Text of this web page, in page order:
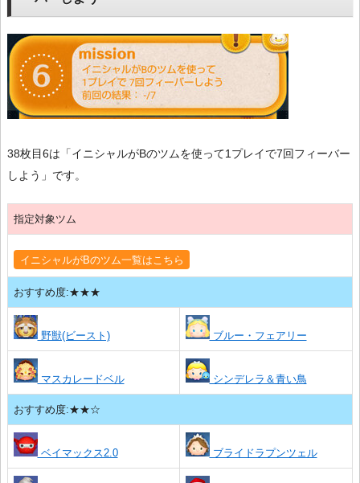
38枚目6は「イニシャルがBのツムを使って1プレイで7回フィーバー
しよう」です。
指定対象ツム
イニシャルがBのツム一覧はこちら
おすすめ度:★★★
野獣(ビースト) ブルー・フェアリー
マスカレードベル シンデレラ＆青い鳥
おすすめ度:★★☆
ベイマックス2.0 ブライドラプンツェル